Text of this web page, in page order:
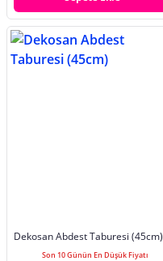
Dekosan Abdest Taburesi (45cm)
Son 10 Günün En Düşük Fiyatı